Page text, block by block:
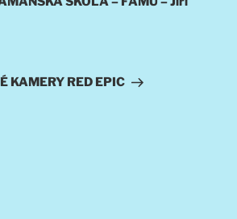
KAMERY RED EPIC